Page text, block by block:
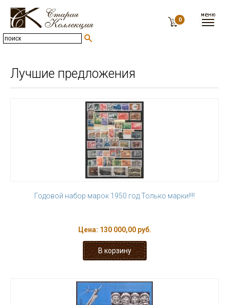
0
Лучшие предложения
Годовой набор марок 1950 год Только марки!!!!
Цена: 130 000,00 руб.